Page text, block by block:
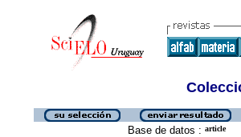
Base de datos : article